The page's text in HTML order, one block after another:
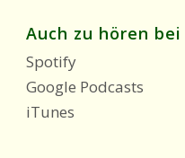
Auch zu hören bei
Spotify
Google Podcasts
iTunes